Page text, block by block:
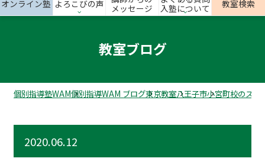
オンライン塾 よろこびの声
メッセージ
入塾について
教室検索
教室ブログ
個別指導塾WAM個別指導WAM ブログ東京教室八王子市小宮町校のスタ
2020.06.12